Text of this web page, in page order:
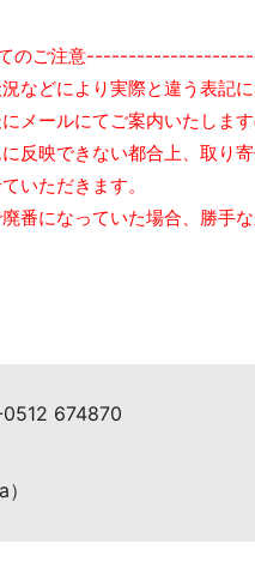
のご注意
などにより実際と違う表記
メールにてご案内いたしま
反映できない都合上、取
いただきます。
番になっていた場合、勝
674870